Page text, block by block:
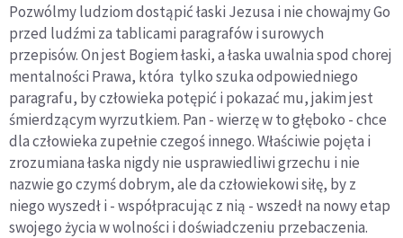
Pozwólmy ludziom dostąpić łaski Jezusa i nie chowajmy Go
przed ludźmi za tablicami paragrafów i surowych
przepisów. On jest Bogiem łaski, a łaska uwalnia spod chorej
mentalności Prawa, która tylko szuka odpowiedniego
paragrafu, by człowieka potępić i pokazać mu, jakim jest
śmierdzącym wyrzutkiem. Pan - wierzę w to głęboko - chce
dla człowieka zupełnie czegoś innego. Właściwie pojęta i
zrozumiana łaska nigdy nie usprawiedliwi grzechu i nie
nazwie go czymś dobrym, ale da człowiekowi siłę, by z
niego wyszedł i - współpracując z nią - wszedł na nowy etap
swojego życia w wolności i doświadczeniu przebaczenia.